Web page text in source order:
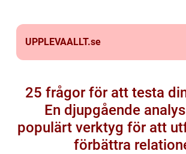
UPPLEVAALLT.se
25 frågor för att testa
En djupgående
populärt verktyg för att
förbättra